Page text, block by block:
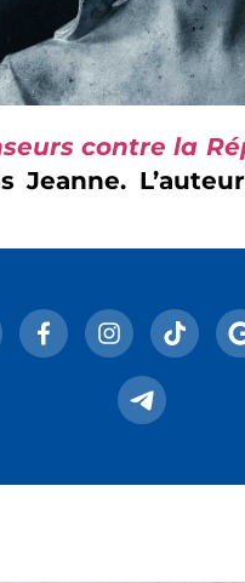
contre la
Jeanne.